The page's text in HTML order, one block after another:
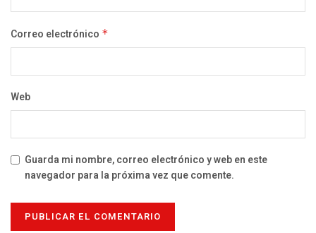
Correo electrónico *
Web
Guarda mi nombre, correo electrónico y web en este
navegador para la próxima vez que comente.